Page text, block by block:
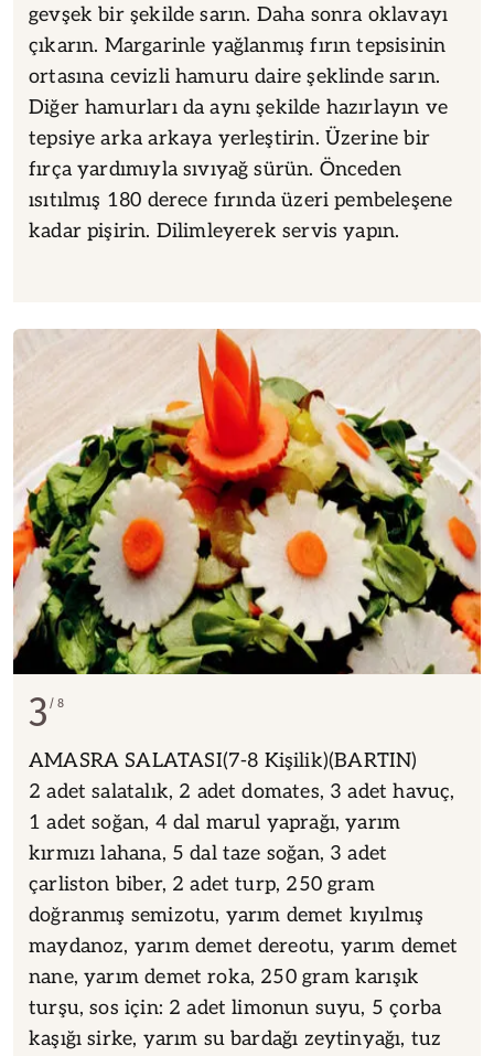
gevşek bir şekilde sarın. Daha sonra oklavayı
çıkarın. Margarinle yağlanmış fırın tepsisinin
ortasına cevizli hamuru daire şeklinde sarın.
Diğer hamurları da aynı şekilde hazırlayın ve
tepsiye arka arkaya yerleştirin. Üzerine bir
fırça yardımıyla sıvıyağ sürün. Önceden
ısıtılmış 180 derece fırında üzeri pembeleşene
kadar pişirin. Dilimleyerek servis yapın.
3 8
AMASRA SALATASI(7-8 Kişilik)(BARTIN)
2 adet salatalık, 2 adet domates, 3 adet havuç,
1 adet soğan, 4 dal marul yaprağı, yarım
kırmızı lahana, 5 dal taze soğan, 3 adet
çarliston biber, 2 adet turp, 250 gram
doğranmış semizotu, yarım demet kıyılmış
maydanoz, yarım demet dereotu, yarım demet
nane, yarım demet roka, 250 gram karışık
turşu, sos için: 2 adet limonun suyu, 5 çorba
kaşığı sirke, yarım su bardağı zeytinyağı, tuz